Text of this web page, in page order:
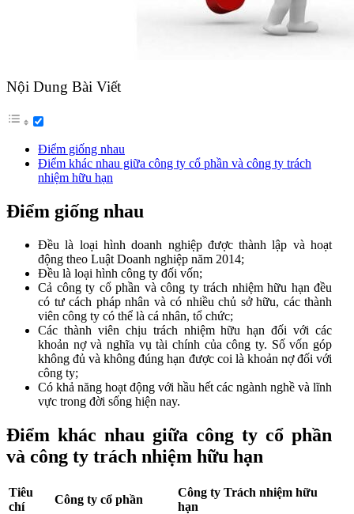
Nội Dung Bài Viết
Điểm giống nhau
Điểm khác nhau giữa công ty cổ phần và công ty trách
nhiệm hữu hạn
Điểm giống nhau
Đều là loại hình doanh nghiệp được thành lập và hoạt
động theo Luật Doanh nghiệp năm 2014;
Đều là loại hình công ty đối vốn;
Cả công ty cổ phần và công ty trách nhiệm hữu hạn đều
có tư cách pháp nhân và có nhiều chủ sở hữu, các thành
viên công ty có thể là cá nhân, tổ chức;
Các thành viên chịu trách nhiệm hữu hạn đối với các
khoản nợ và nghĩa vụ tài chính của công ty. Số vốn góp
không đủ và không đúng hạn được coi là khoản nợ đối với
công ty;
Có khả năng hoạt động với hầu hết các ngành nghề và lĩnh
vực trong đời sống hiện nay.
Điểm khác nhau giữa công ty cổ phần
và công ty trách nhiệm hữu hạn
Tiêu
chí
Công ty cổ phần
Công ty Trách nhiệm hữu
hạn